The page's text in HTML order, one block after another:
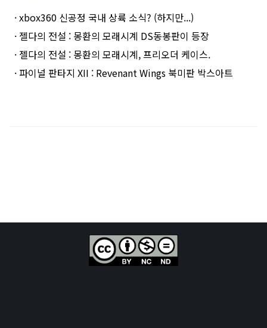
· xbox360 신공정 국내 상륙 소식? (하지만...)
· 젤다의 전설 : 몽환의 모래시계 DS동봉판이 등장
· 젤다의 전설 : 몽환의 모래시계, 프리오더 케이스.
· 파이널 판타지 XII : Revenant Wings 북미판 박스아트